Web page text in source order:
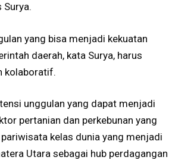
Surya.
yang bisa menjadi kekuatan
daerah, kata Surya, harus
kolaboratif.
unggulan yang dapat menjadi
pertanian dan perkebunan yang
kelas dunia yang menjadi
Utara sebagai hub perdagangan